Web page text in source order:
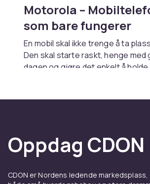
Motorola –
som bare fungerer
En mobil skal ikke trenge å ta
Den skal starte raskt, henge med
dagen og gjøre det enkelt å holde
bygget sine mobiltelefoner
– en opplevelse som føles
Der enkelhet møter
funksjon
Du får et rent Android-
Oppdag CDON
CDON er Nordens ledende